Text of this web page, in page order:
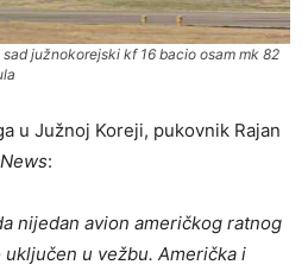
južnokorejski kf 16 bacio osam mk 82
u Južnoj Koreji, pukovnik Rajan
:
nijedan avion američkog ratnog
u vežbu. Američka i